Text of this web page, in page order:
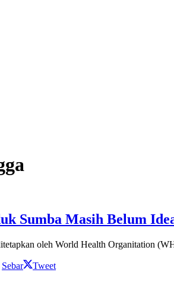
Sumba Masih Belum
oleh World Health Organitation
Sebar
Tweet